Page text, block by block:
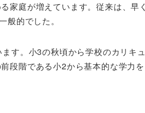
家庭が増えています。従来は、早く
的でした。
す。小3の秋頃から学校のカリキュ
段階である小2から基本的な学力を